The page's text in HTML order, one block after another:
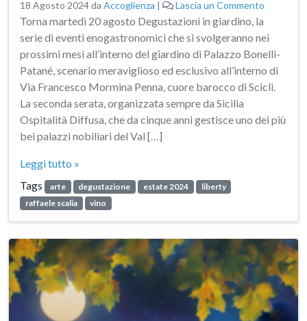
18 Agosto 2024da Accoglienza | Lascia un Commento
Torna martedì 20 agosto Degustazioni in giardino, la
serie di eventi enogastronomici che si svolgeranno nei
prossimi mesi all’interno del giardino di Palazzo Bonelli-
Patané, scenario meraviglioso ed esclusivo all’interno di
Via Francesco Mormina Penna, cuore barocco di Scicli.
La seconda serata, organizzata sempre da Sicilia
Ospitalità Diffusa, che da cinque anni gestisce uno dei più
bei palazzi nobiliari del Val […]
Leggi tutto »
Tags
arte degustazione estate 2024
liberty
raffaele scalia
vino